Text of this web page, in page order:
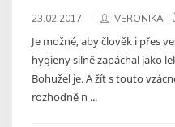
23.02.2017 VERONIKA
Je možné, aby člověk i přes
hygieny silně zapáchal jako
Bohužel je. A žít s touto
rozhodně n ...